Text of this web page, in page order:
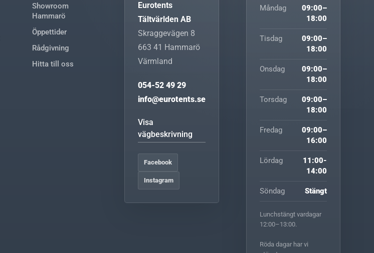
Showroom
Hammarö
Öppettider
Rådgivning
Hitta till oss
Eurotents
Tältvärlden AB
Skraggevägen 8
663 41 Hammarö
Värmland
054-52 49 29
info@eurotents.se
Visa
vägbeskrivning
Facebook
Instagram
Måndag
09:00–
18:00
Tisdag
09:00–
18:00
Onsdag
09:00–
18:00
Torsdag
09:00–
18:00
Fredag
09:00–
16:00
Lördag
11:00-
14:00
Söndag Stängt
Lunchstängt vardagar
12:00–13:00.
Röda dagar har vi